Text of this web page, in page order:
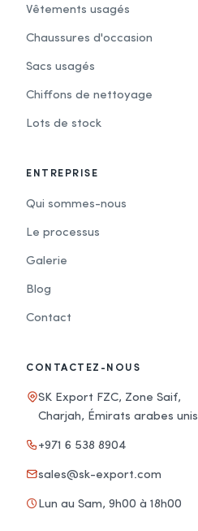
Vêtements usagés
Chaussures d'occasion
Sacs usagés
Chiffons de nettoyage
Lots de stock
ENTREPRISE
Qui sommes-nous
Le processus
Galerie
Blog
Contact
CONTACTEZ-NOUS
SK Export FZC, Zone Saif,
Charjah, Émirats arabes unis
+971 6 538 8904
sales@sk-export.com
Lun au Sam, 9h00 à 18h00